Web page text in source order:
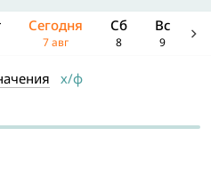
Сегодня
7 авг
Сб
8
Вс
9
х/ф